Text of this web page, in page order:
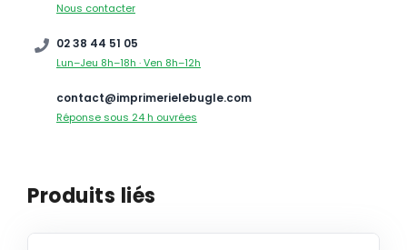
Nous contacter
02 38 44 51 05
Lun–Jeu 8h–18h · Ven 8h–12h
contact@imprimerielebugle.com
Réponse sous 24 h ouvrées
Produits liés